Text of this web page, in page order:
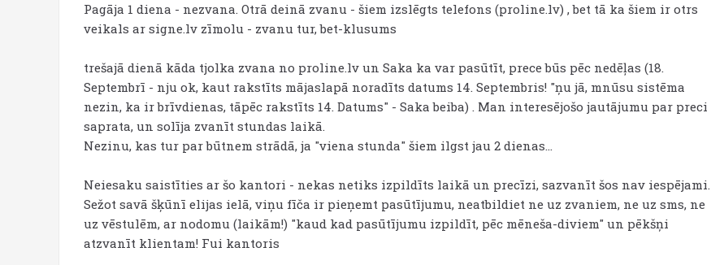
Pagāja 1 diena - nezvana. Otrā deinā zvanu - šiem izslēgts telefons (proline.lv) , bet tā ka šiem ir otrs
veikals ar signe.lv zīmolu - zvanu tur, bet-klusums
trešajā dienā kāda tjolka zvana no proline.lv un Saka ka var pasūtīt, prece būs pēc nedēļas (18.
Septembrī - nju ok, kaut rakstīts mājaslapā noradīts datums 14. Septembris! "ņu jā, mnūsu sistēma
nezin, ka ir brīvdienas, tāpēc rakstīts 14. Datums" - Saka beiba) . Man interesējošo jautājumu par preci
saprata, un solīja zvanīt stundas laikā.
Nezinu, kas tur par būtnem strādā, ja "viena stunda" šiem ilgst jau 2 dienas...
Neiesaku saistīties ar šo kantori - nekas netiks izpildīts laikā un precīzi, sazvanīt šos nav iespējami.
Sežot savā šķūnī elijas ielā, viņu fīča ir pieņemt pasūtījumu, neatbildiet ne uz zvaniem, ne uz sms, ne
uz vēstulēm, ar nodomu (laikām!) "kaud kad pasūtījumu izpildīt, pēc mēneša-diviem" un pēkšņi
atzvanīt klientam! Fui kantoris